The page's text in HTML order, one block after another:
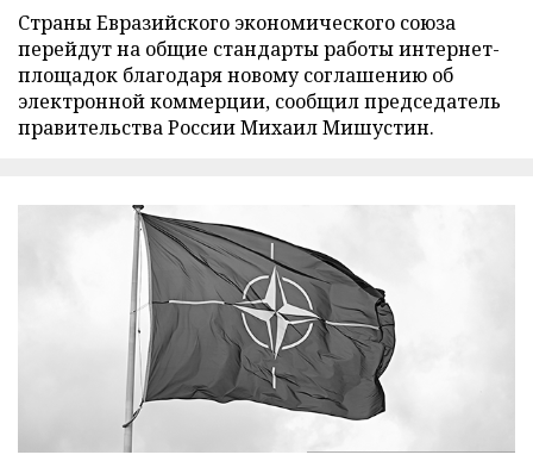
Страны Евразийского экономического союза
перейдут на общие стандарты работы интернет-
площадок благодаря новому соглашению об
электронной коммерции, сообщил председатель
правительства России Михаил Мишустин.